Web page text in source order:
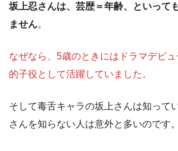
坂上忍さんは、芸歴＝年齢、といって
ません。
なぜなら、5歳のときにはドラマデビ
的子役として活躍していました。
そして毒舌キャラの坂上さんは知って
さんを知らない人は意外と多いのです。